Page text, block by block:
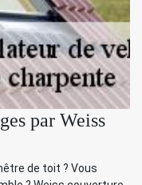
par Weiss
de toit ? Vous